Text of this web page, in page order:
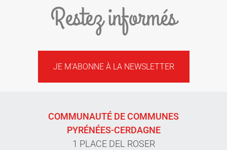
Restez informés
JE M'ABONNE À LA NEWSLETTER
COMMUNAUTÉ DE COMMUNES
PYRÉNÉES-CERDAGNE
1 PLACE DEL ROSER